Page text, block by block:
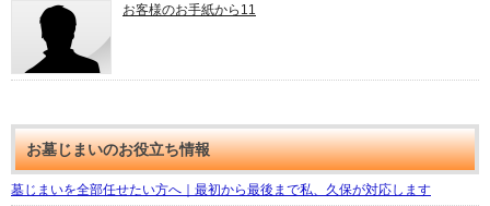
お客様のお手紙から11
お墓じまいのお役立ち情報
墓じまいを全部任せたい方へ｜最初から最後まで私、久保が対応します